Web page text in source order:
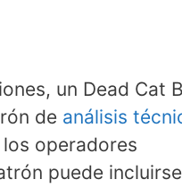
un Dead Cat
de análisis
operadores
puede